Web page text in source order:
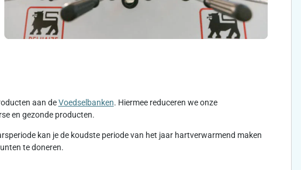
aan deVoedselbanken. Hiermee reduceren we onze
en gezonde producten.
kan je de koudste periode van het jaar hartverwarmend maken
te doneren.